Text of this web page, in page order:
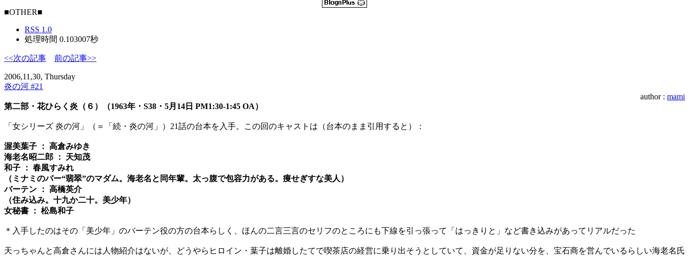
■OTHER■
RSS 1.0
処理時間 0.103007秒
<<次の記事 前の記事>>
2006,11,30, Thursday
炎の河 #21
author : mami
第二部・花ひらく炎（６）（1963年・S38・5月14日 PM1:30-1:45 OA）
「女シリーズ 炎の河」（＝「続・炎の河」）21話の台本を入手。この回のキャストは（台本のまま引用すると）：
渥美葉子 ： 高倉みゆき
海老名昭二郎 ： 天知茂
和子 ： 春風すみれ
（ミナミのバー“翡翠”のマダム。海老名と同年輩。太っ腹で包容力がある。痩せぎすな美人）
バーテン ： 高橋英介
（住み込み。十九か二十。美少年）
女秘書 ： 松島和子
＊入手したのはその「美少年」のバーテン役の方の台本らしく、ほんの二言三言のセリフのところにも下線を引っ張って「はっきりと」など書き込みがあってリアルだった
天っちゃんと高倉さんには人物紹介はないが、どうやらヒロイン・葉子は離婚したてで喫茶店の経営に乗り出そうとしていて、資金が足りない分を、宝石商を営んでいるらしい海老名氏